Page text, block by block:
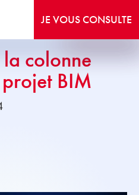
JE VOUS CONSULTE
colonne
BIM